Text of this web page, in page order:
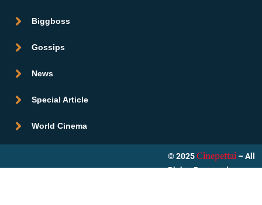
Biggboss
Gossips
News
Special Article
World Cinema
© 2025 Cinepettai – All
Rights Reserved